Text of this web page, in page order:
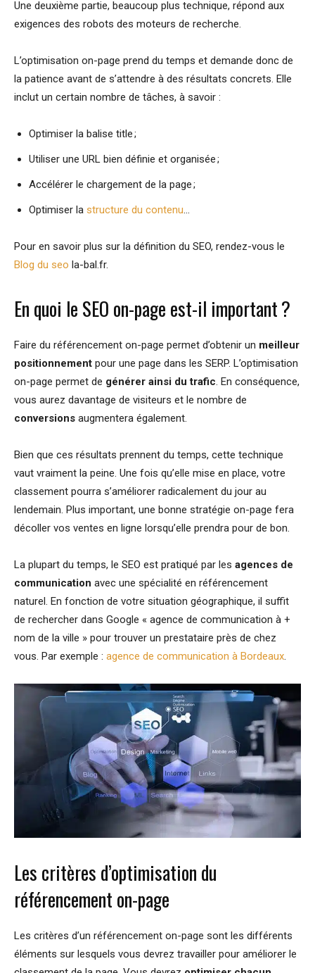
Une deuxième partie, beaucoup plus technique, répond aux
exigences des robots des moteurs de recherche.
L’optimisation on-page prend du temps et demande donc de
la patience avant de s’attendre à des résultats concrets. Elle
inclut un certain nombre de tâches, à savoir :
Optimiser la balise title ;
Utiliser une URL bien définie et organisée ;
Accélérer le chargement de la page ;
Optimiser la structure du contenu…
Pour en savoir plus sur la définition du SEO, rendez-vous le
Blog du seo la-bal.fr.
En quoi le SEO on-page est-il important ?
Faire du référencement on-page permet d’obtenir un meilleur
positionnement pour une page dans les SERP. L’optimisation
on-page permet de générer ainsi du trafic. En conséquence,
vous aurez davantage de visiteurs et le nombre de
conversions augmentera également.
Bien que ces résultats prennent du temps, cette technique
vaut vraiment la peine. Une fois qu’elle mise en place, votre
classement pourra s’améliorer radicalement du jour au
lendemain. Plus important, une bonne stratégie on-page fera
décoller vos ventes en ligne lorsqu’elle prendra pour de bon.
La plupart du temps, le SEO est pratiqué par les agences de
communication avec une spécialité en référencement
naturel. En fonction de votre situation géographique, il suffit
de rechercher dans Google « agence de communication à +
nom de la ville » pour trouver un prestataire près de chez
vous. Par exemple : agence de communication à Bordeaux.
Les critères d’optimisation du
référencement on-page
Les critères d’un référencement on-page sont les différents
éléments sur lesquels vous devrez travailler pour améliorer le